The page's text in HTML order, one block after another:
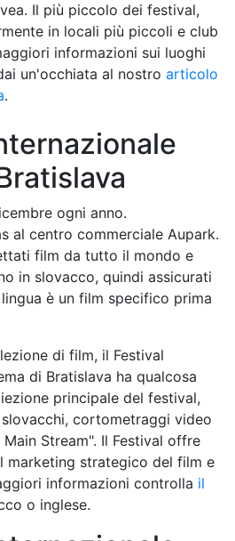
Il più piccolo dei festival,
in locali più piccoli e club
informazioni sui luoghi
un'occhiata al nostro articolo
.
ogni anno.
al centro commerciale Aupark.
film da tutto il mondo e
in slovacco, quindi assicurati
è un film specifico prima
di film, il Festival
di Bratislava ha qualcosa
principale del festival,
cortometraggi video
Stream". Il Festival offre
marketing strategico del film e
informazioni controlla il
o inglese.